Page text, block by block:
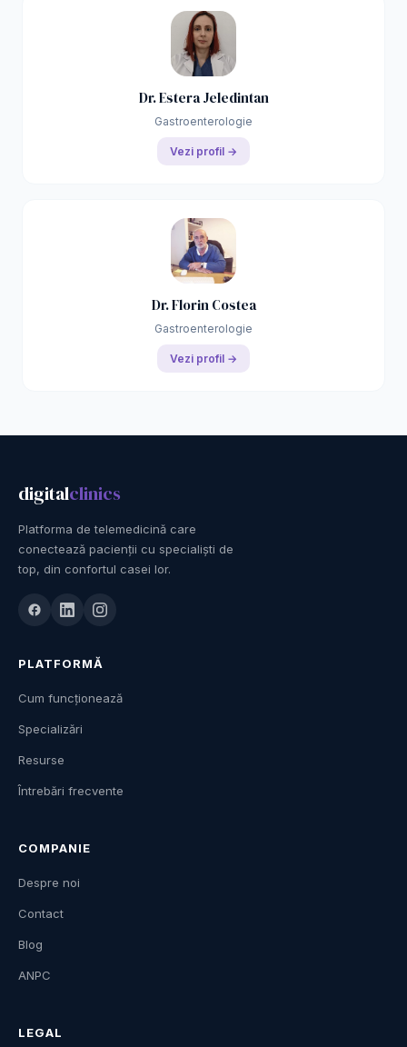
Dr. Estera Jeledintan
Gastroenterologie
Vezi profil →
Dr. Florin Costea
Gastroenterologie
Vezi profil →
digitalclinics
Platforma de telemedicină care
conectează pacienții cu specialiști de
top, din confortul casei lor.
PLATFORMĂ
Cum funcționează
Specializări
Resurse
Întrebări frecvente
COMPANIE
Despre noi
Contact
Blog
ANPC
LEGAL